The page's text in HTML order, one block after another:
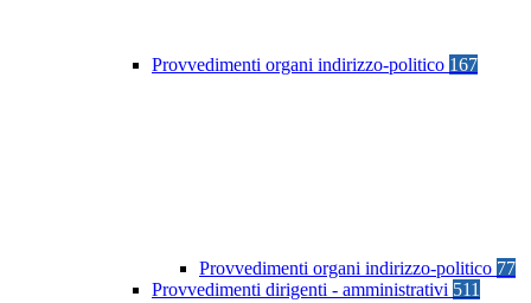
Provvedimenti organi indirizzo-politico 167
Provvedimenti organi indirizzo-politico 77
Provvedimenti dirigenti - amministrativi 511